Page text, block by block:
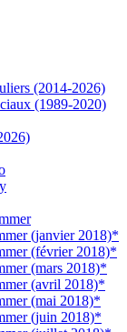
(2014-2026)
(1989-2020)
(janvier 2018)*
(février 2018)*
(mars 2018)*
(avril 2018)*
(mai 2018)*
(juin 2018)*